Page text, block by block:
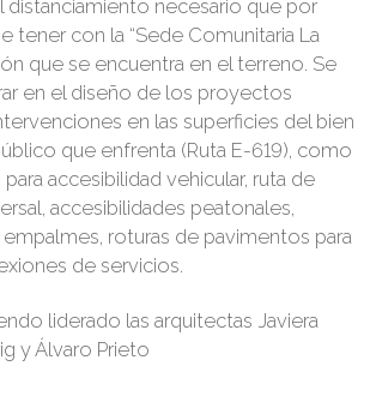
distanciamiento necesario que por
tener con la “Sede Comunitaria La
que se encuentra en el terreno. Se
en el diseño de los proyectos
en las superficies del bien
que enfrenta (Ruta E-619), como
accesibilidad vehicular, ruta de
accesibilidades peatonales,
roturas de pavimentos para
de servicios.
liderado las arquitectas Javiera
y Álvaro Prieto